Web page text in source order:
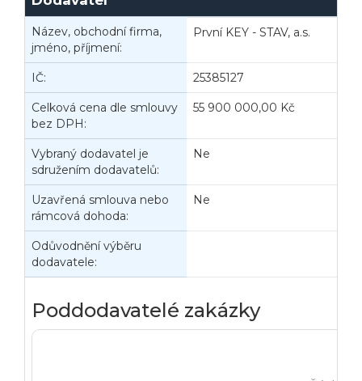
Název, obchodní firma,
jméno, příjmení:
První KEY - STAV, a.s.
IČ: 25385127
Celková cena dle smlouvy
bez DPH:
55 900 000,00 Kč
Vybraný dodavatel je
sdružením dodavatelů:
Ne
Uzavřená smlouva nebo
rámcová dohoda:
Ne
Odůvodnění výběru
dodavatele:
Poddodavatelé zakázky